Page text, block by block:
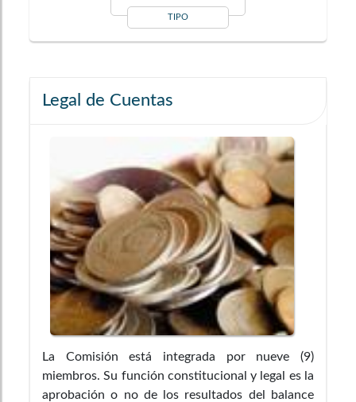
TIPO
Legal de Cuentas
La Comisión está integrada por nueve (9)
miembros. Su función constitucional y legal es la
aprobación o no de los resultados del balance